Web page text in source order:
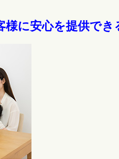
様に安心を提供でき